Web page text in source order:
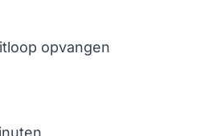
opvangen